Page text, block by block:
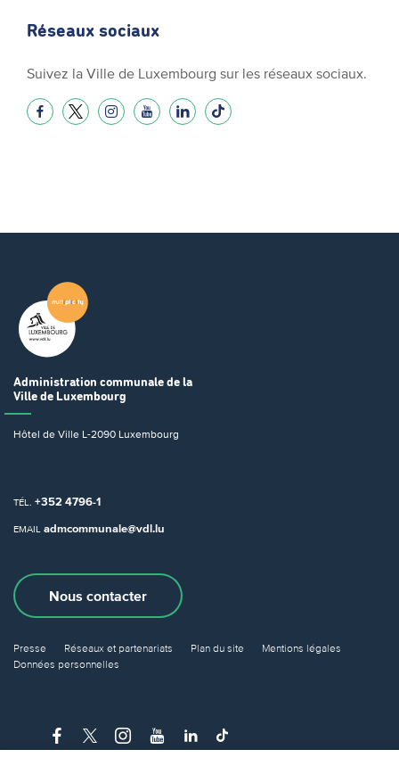
Réseaux sociaux
Suivez la Ville de Luxembourg sur les réseaux sociaux.
Administration communale de la
Ville de Luxembourg
Hôtel de Ville L-2090 Luxembourg
TÉL. +352 4796-1
EMAIL admcommunale@vdl.lu
Nous contacter
Presse Réseaux et partenariats Plan du site
Mentions légales
Données personnelles